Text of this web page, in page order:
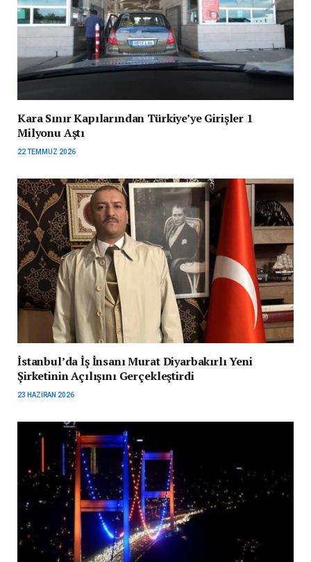
Kara Sınır Kapılarından Türkiye’ye Girişler 1
Milyonu Aştı
22 TEMMUZ 2026
İstanbul’da İş İnsanı Murat Diyarbakırlı Yeni
Şirketinin Açılışını Gerçekleştirdi
23 HAZIRAN 2026